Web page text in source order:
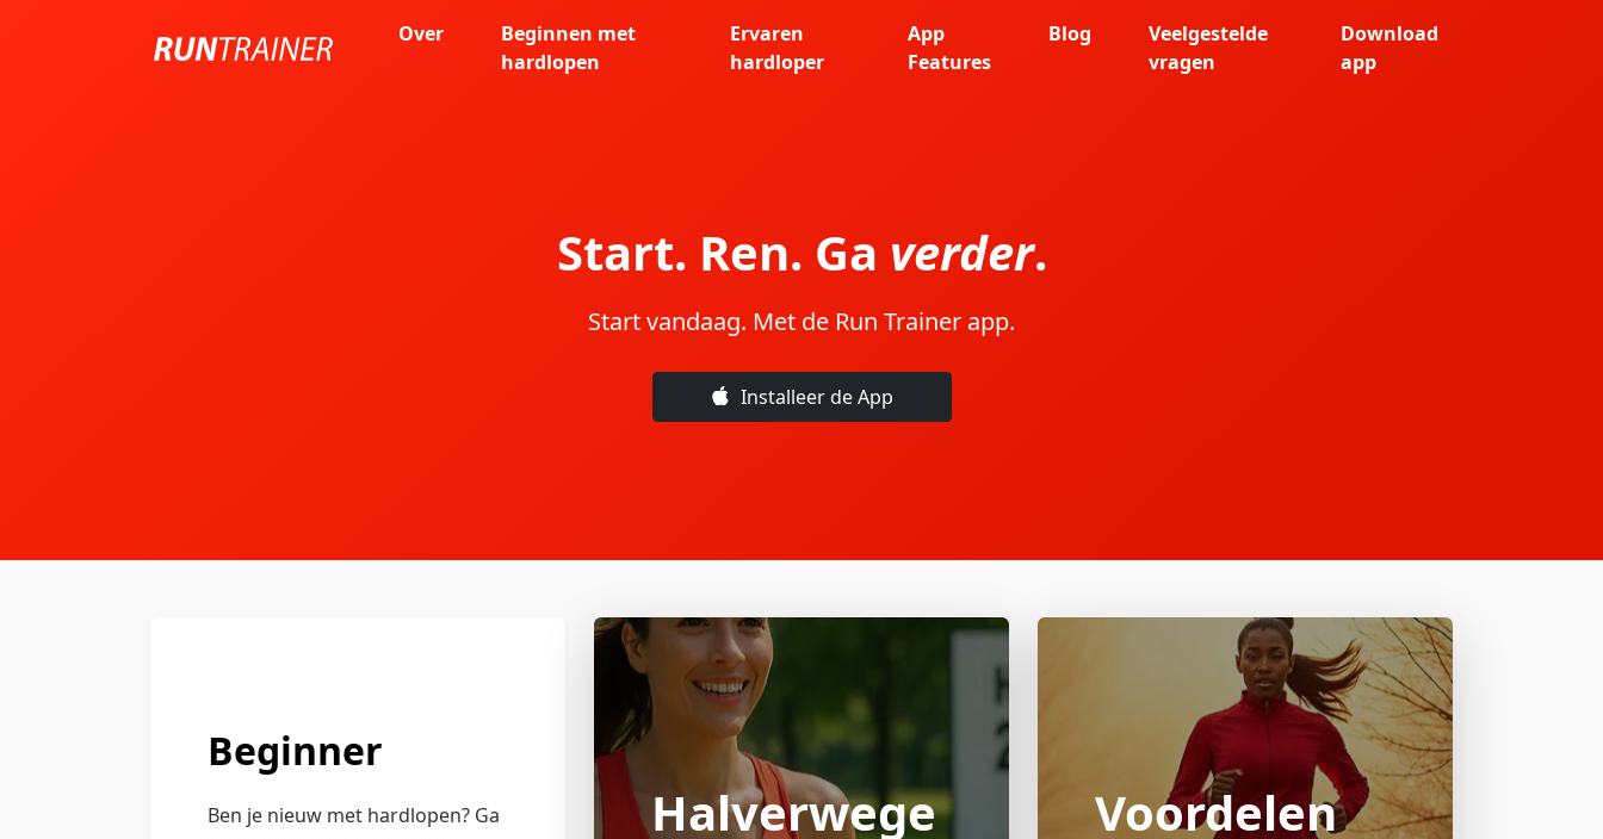
Over
Beginnen met
hardlopen
Ervaren
hardloper
App
Features
Blog
Veelgestelde
vragen
Download
app
Start. Ren. Ga verder.
Start vandaag. Met de Run Trainer app.
Installeer de App
Beginner
Ben je nieuw met hardlopen? Ga
Halverwege Voordelen